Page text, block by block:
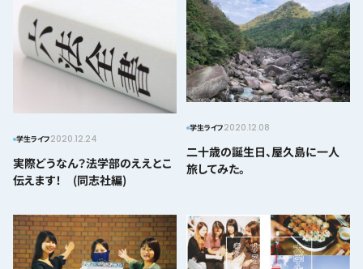
学生ライフ2020.12.24
実際どうなん？法学部のええとこ
伝えます！ (同志社編)
学生ライフ2020.12.08
二十歳の誕生日、屋久島に一人
旅してみた。